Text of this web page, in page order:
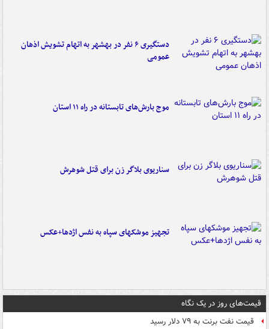
دستگیری ۶ نفر در بهشهر به اتهام تشویش اذهان
عمومی
موج بارش‌های تابستانه در راه ۱۱ استان
سناریوی بلاگر زن برای قتل شوهرش
تجهیز موشکهای سپاه به نفس اژدها+عکس
قیمت‌های روز در یک نگاه
قیمت نفت برنت به ۷۹ دلار رسید